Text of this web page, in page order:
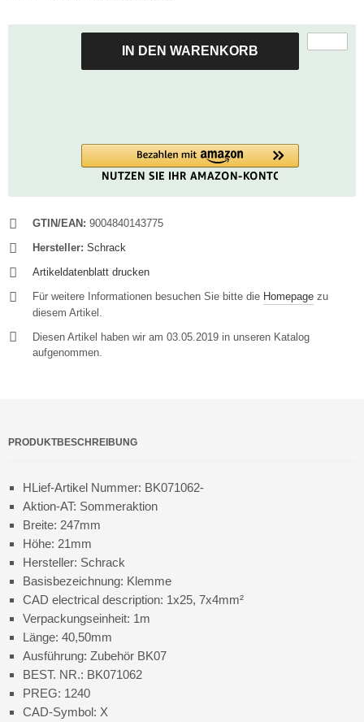
IN DEN WARENKORB
GTIN/EAN: 9004840143775
Hersteller: Schrack
Artikeldatenblatt drucken
Für weitere Informationen besuchen Sie bitte die Homepage zu
diesem Artikel.
Diesen Artikel haben wir am 03.05.2019 in unseren Katalog
aufgenommen.
PRODUKTBESCHREIBUNG
HLief-Artikel Nummer: BK071062-
Aktion-AT: Sommeraktion
Breite: 247mm
Höhe: 21mm
Hersteller: Schrack
Basisbezeichnung: Klemme
CAD electrical description: 1x25, 7x4mm²
Verpackungseinheit: 1m
Länge: 40,50mm
Ausführung: Zubehör BK07
BEST. NR.: BK071062
PREG: 1240
CAD-Symbol: X